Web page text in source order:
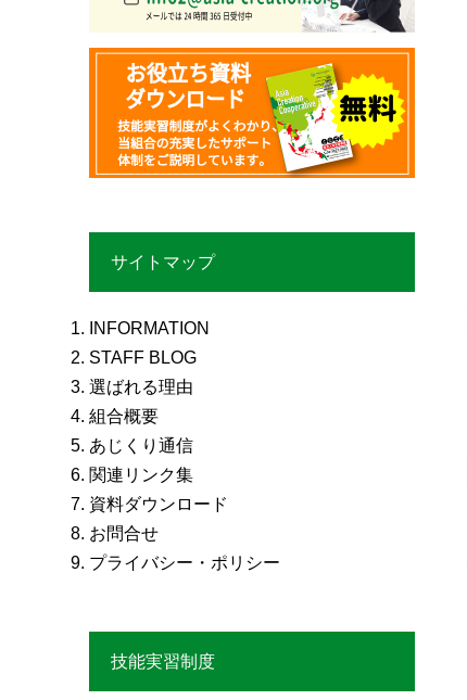
サイトマップ
INFORMATION
STAFF BLOG
選ばれる理由
組合概要
あじくり通信
関連リンク集
資料ダウンロード
お問合せ
プライバシー・ポリシー
技能実習制度